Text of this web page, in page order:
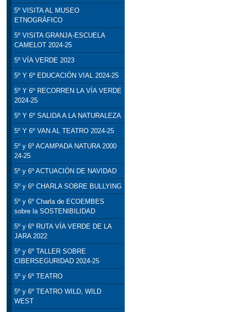
5º VISITA AL MUSEO
ETNOGRÁFICO
5º VISITA GRANJA-ESCUELA
CAMELOT 2024-25
5º VÍA VERDE 2023
5º Y 6º EDUCACIÓN VIAL 2024-25
5º Y 6º RECORREN LA VÍA VERDE
2024-25
5º Y 6º SALIDA A LA NATURALEZA
5º Y 6º VAN AL TEATRO 2024-25
5º y 6º ACAMPADA NATURA 2000
24-25
5º y 6º ACTUACIÓN DE NAVIDAD
5º y 6º CHARLA SOBRE BULLYING
5º y 6º Charla de ECOEMBES
sobre la SOSTENIBILIDAD
5º y 6º RUTA VÍA VERDE DE LA
JARA 2022
5º y 6º TALLER SOBRE
CIBERSEGURIDAD 2024-25
5º y 6º TEATRO
5º y 6º TEATRO WILD, WILD
WEST